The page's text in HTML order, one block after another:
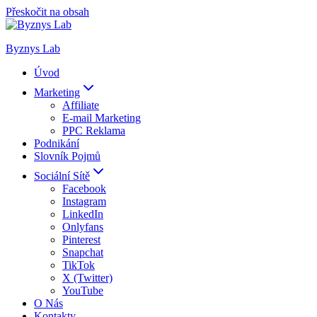
Přeskočit na obsah
Byznys Lab
Úvod
Marketing
Affiliate
E-mail Marketing
PPC Reklama
Podnikání
Slovník Pojmů
Sociální Sítě
Facebook
Instagram
LinkedIn
Onlyfans
Pinterest
Snapchat
TikTok
X (Twitter)
YouTube
O Nás